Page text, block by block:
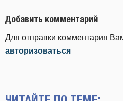
Добавить комментарий
Для отправки комментария
авторизоваться